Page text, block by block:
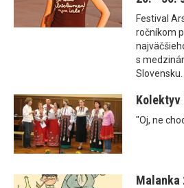
Festival
ročníkom
s
Slovensku.
Kolektyv
"Oj, ne
Malanka